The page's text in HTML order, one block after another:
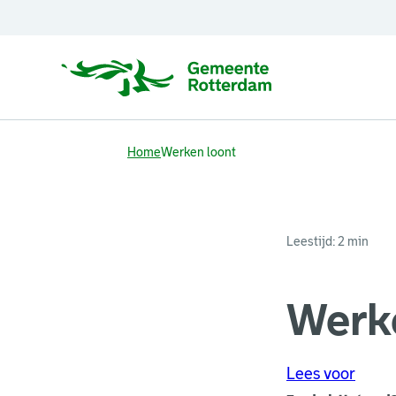
HomeWerken loont
Leestijd: 2 min
Lees voor